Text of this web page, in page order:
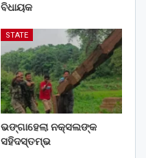
ବିଧାୟକ
STATE
ଭଙ୍ଗାହେଲା ନକ୍ସଲଙ୍କ
ସହିଦସ୍ତମ୍ଭ